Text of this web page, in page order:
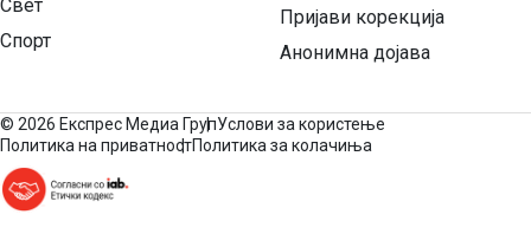
Свет
Спорт
Пријави корекција
Анонимна дојава
© 2026 Експрес Медиа ГрупУслови за користење
Политика на приватностПолитика за колачиња